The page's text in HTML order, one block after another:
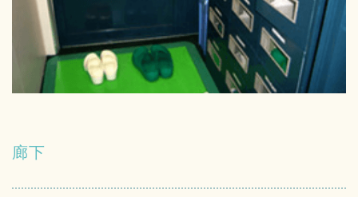
廊下